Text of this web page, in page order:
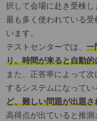
択して会場に赴き受検し
最も多く使われている受
います。
テストセンターでは、 一
り、時間が来ると自動
また、正答率によって
するシステムになってい
ど、難しい問題が出題さ
高得点が出ていると推